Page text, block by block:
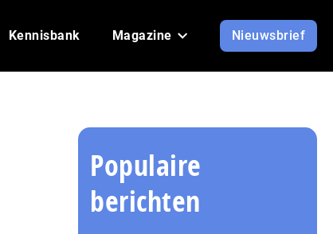
Kennisbank Magazine Nieuwsbrief
Populaire
berichten